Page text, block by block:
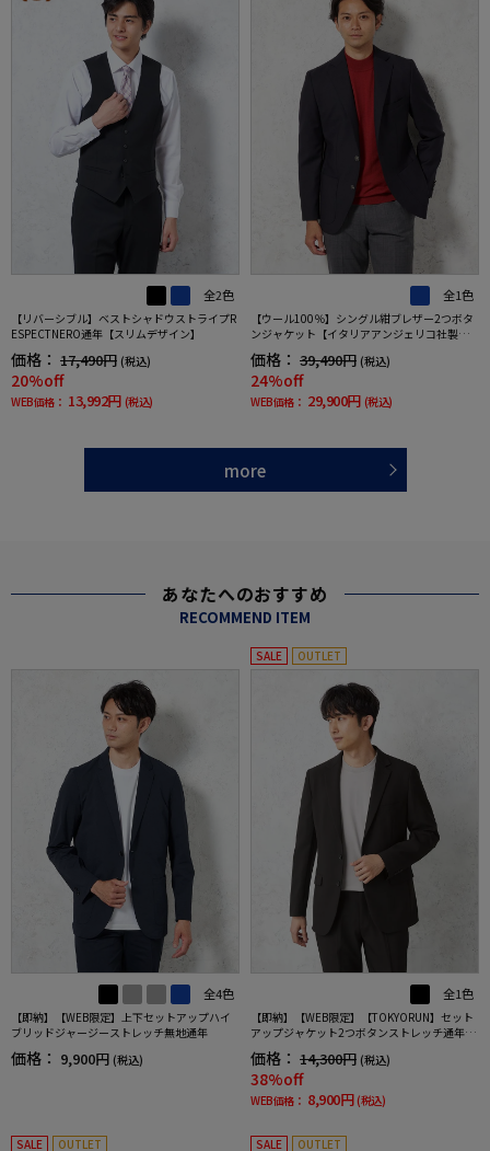
全2色
【リバーシブル】ベストシャドウストライプR
ESPECTNERO通年【スリムデザイン】
価格： 17,490円 (税込)
20%off
WEB価格： 13,992円 (税込)
全1色
【ウール100％】シングル紺ブレザー2つボタ
ンジャケット【イタリアアンジェリコ社製生
価格： 39,490円 (税込)
24%off
WEB価格： 29,900円 (税込)
more
あなたへのおすすめ
RECOMMEND ITEM
全4色
【即納】【WEB限定】上下セットアップハイ
ブリッドジャージーストレッチ無地通年
価格： 9,900円 (税込)
SALE OUTLET
全1色
【即納】【WEB限定】【TOKYORUN】セット
アップジャケット2つボタンストレッチ通年ウ
価格： 14,300円 (税込)
38%off
WEB価格： 8,900円 (税込)
SALE OUTLET SALE OUTLET